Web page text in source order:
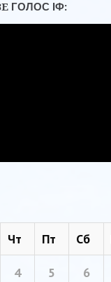
ГОЛОС ІФ:
Чт Пт Сб
4 5 6